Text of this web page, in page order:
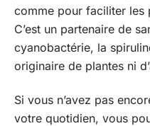
comme pour faciliter les
C’est un partenaire de
cyanobactérie, la
originaire de plantes ni
Si vous n’avez pas
votre quotidien, vous